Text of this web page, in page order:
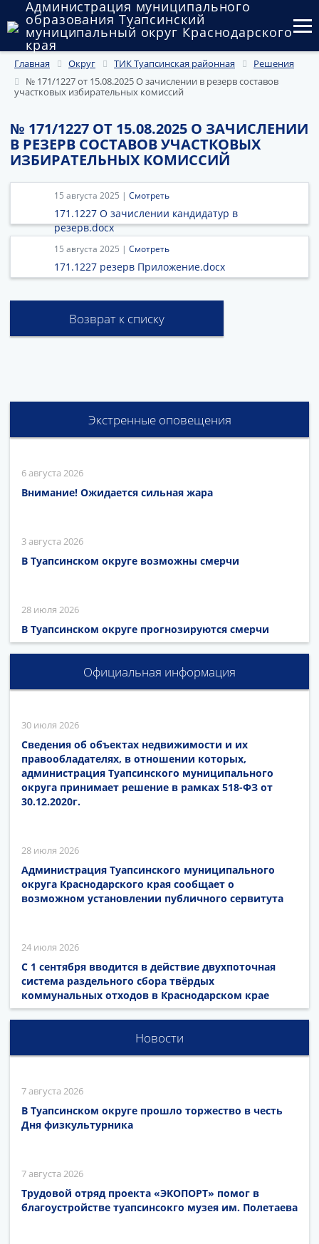
Администрация муниципального
образования Туапсинский
муниципальный округ Краснодарского
края
Округ
Администрация
Муниципальные закупки
Государственный и муниципальный контроль
Муниципальное имущество
Публичные слушания и общественные обсуждения
Документы
Главная Округ ТИК Туапсинская районная
Решения
№ 171/1227 от 15.08.2025 О зачислении в резерв составов
участковых избирательных комиссий
№ 171/1227 ОТ 15.08.2025 О ЗАЧИСЛЕНИИ
В РЕЗЕРВ СОСТАВОВ УЧАСТКОВЫХ
ИЗБИРАТЕЛЬНЫХ КОМИССИЙ
15 августа 2025 | Смотреть
171.1227 О зачислении кандидатур в
резерв.docx
15 августа 2025 | Смотреть
171.1227 резерв Приложение.docx
Возврат к списку
Экстренные оповещения
6 августа 2026
Внимание! Ожидается сильная жара
3 августа 2026
В Туапсинском округе возможны смерчи
28 июля 2026
В Туапсинском округе прогнозируются смерчи
Официальная информация
30 июля 2026
Сведения об объектах недвижимости и их
правообладателях, в отношении которых,
администрация Туапсинского муниципального
округа принимает решение в рамках 518-ФЗ от
30.12.2020г.
28 июля 2026
Администрация Туапсинского муниципального
округа Краснодарского края сообщает о
возможном установлении публичного сервитута
24 июля 2026
С 1 сентября вводится в действие двухпоточная
система раздельного сбора твёрдых
коммунальных отходов в Краснодарском крае
Новости
7 августа 2026
В Туапсинском округе прошло торжество в честь
Дня физкультурника
7 августа 2026
Трудовой отряд проекта «ЭКОПОРТ» помог в
благоустройстве туапсинсокго музея им. Полетаева